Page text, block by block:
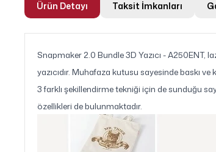
Ürün Detayı Taksit İmkanları
Snapmaker 2.0 Bundle 3D Yazıcı -
yazıcıdır. Muhafaza kutusu sayesinde baskı
3 farklı şekillendirme tekniği için de sunduğu
özellikleri de bulunmaktadır.